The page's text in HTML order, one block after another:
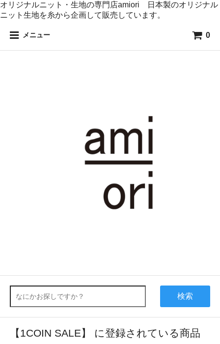
オリジナルニット・生地の専門店amiori 日本製のオリジナル
ニット生地を糸から企画して販売しています。
メニュー 0
検索
【1COIN SALE】 に登録されている商品